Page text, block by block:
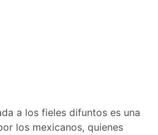
a los fieles difuntos es una
los mexicanos, quienes